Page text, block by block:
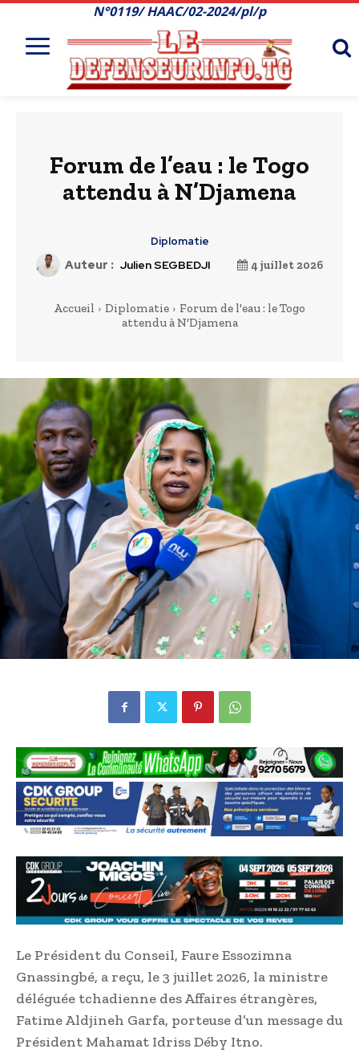
N°0119/ HAAC/02-2024/pl/p
Forum de l’eau : le Togo
attendu à N’Djamena
Diplomatie
Auteur : Julien SEGBEDJI 4 juillet 2026
Accueil Diplomatie
Forum de l'eau : le Togo
attendu à N'Djamena
Le Président du Conseil, Faure Essozimna
Gnassingbé, a reçu, le 3 juillet 2026, la ministre
déléguée tchadienne des Affaires étrangères,
Fatime Aldjineh Garfa, porteuse d’un message du
Président Mahamat Idriss Déby Itno.